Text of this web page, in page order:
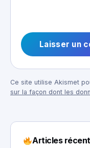
Ce site utilise Akismet
sur la façon dont les
Articles